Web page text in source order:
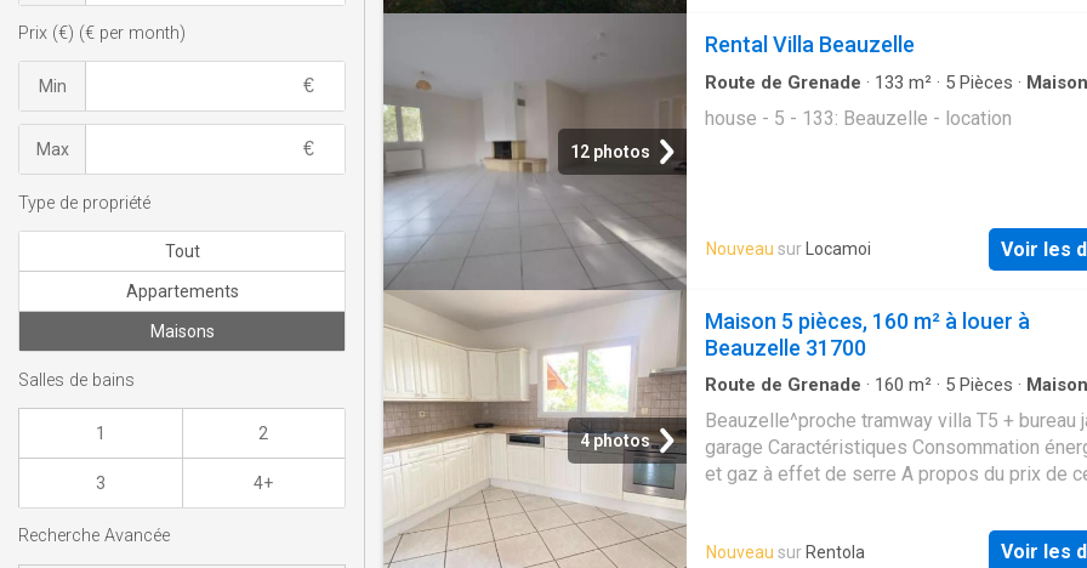
12 photos
Rental Villa Beauzelle
Route de Grenade · 133 m² · 5 Pièces · Maison
house - 5 - 133: Beauzelle - location
Nouveau sur Locamoi Voir les
4 photos
Maison 5 pièces, 160 m² à louer à
Beauzelle 31700
Route de Grenade · 160 m² · 5 Pièces · Maison
Beauzelle^proche tramway villa T5 + bureau
garage Caractéristiques Consommation
et gaz à effet de serre A propos du prix de
Nouveau sur Rentola Voir les
Prix (€) (€ per month)
Min
Max
Type de propriété
Tout
Appartements
Maisons
Salles de bains
1 2
3 4+
Recherche Avancée